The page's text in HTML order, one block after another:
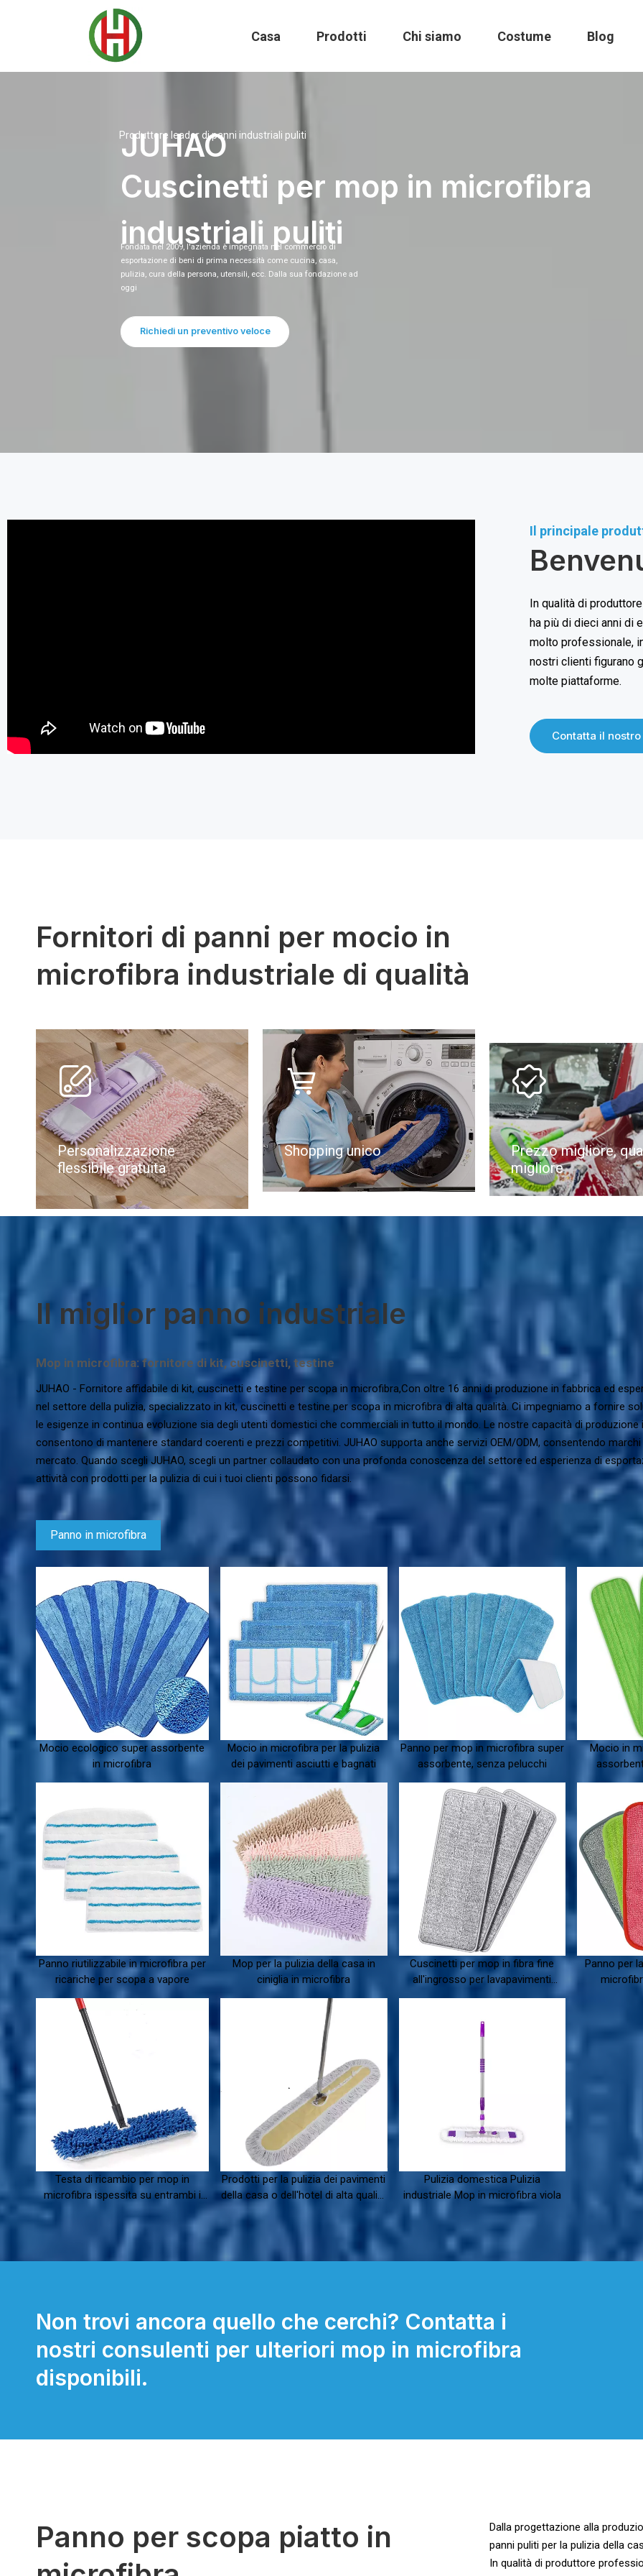
Casa Prodotti Chi siamo Costume Blog
Fondata nel 2009, l'azienda è impegnata nel commercio di
esportazione di beni di prima necessità come cucina, casa,
pulizia, cura della persona, utensili, ecc. Dalla sua fondazione ad
oggi
JUHAO
Cuscinetti per mop in microfibra
industriali puliti
Richiedi un preventivo veloce
Produttore leader di panni industriali puliti
Il principale
In qualità di
ha più di dieci anni di
molto professionale,
nostri clienti figurano
molte piattaforme.
Contatta il
Fornitori di panni per mocio in
microfibra industriale di qualità

Personalizzazione
flessibile gratuita

Shopping unico

Prezzo migliore,
migliore
Il miglior panno industriale
Mop in microfibra: fornitore di kit, cuscinetti, testine
JUHAO - Fornitore affidabile di kit, cuscinetti e testine per scopa in microfibra,Con oltre 16 anni di produzione in fabbrica ed
nel settore della pulizia, specializzato in kit, cuscinetti e testine per scopa in microfibra di alta qualità. Ci impegniamo a fornire
le esigenze in continua evoluzione sia degli utenti domestici che commerciali in tutto il mondo. Le nostre capacità di
consentono di mantenere standard coerenti e prezzi competitivi. JUHAO supporta anche servizi OEM/ODM, consentendo
mercato. Quando scegli JUHAO, scegli un partner collaudato con una profonda conoscenza del settore ed esperienza di
attività con prodotti per la pulizia di cui i tuoi clienti possono fidarsi.
Panno in microfibra
Mocio ecologico super assorbente
in microfibra
Mocio in microfibra per la pulizia
dei pavimenti asciutti e bagnati
Panno per mop in microfibra super
assorbente, senza pelucchi
Mocio in
Panno riutilizzabile in microfibra per
ricariche per scopa a vapore
Mop per la pulizia della casa in
ciniglia in microfibra
Cuscinetti per mop in fibra fine
all'ingrosso per lavapavimenti
domestici
Panno per
Testa di ricambio per mop in
microfibra ispessita su entrambi i
Prodotti per la pulizia dei pavimenti
della casa o dell'hotel di alta qualità
Pulizia domestica Pulizia
industriale Mop in microfibra viola
Non trovi ancora quello che cerchi? Contatta i
nostri consulenti per ulteriori mop in microfibra
disponibili.
Panno per scopa piatto in
Dalla progettazione alla
panni puliti per la pulizia della
In qualità di produttore